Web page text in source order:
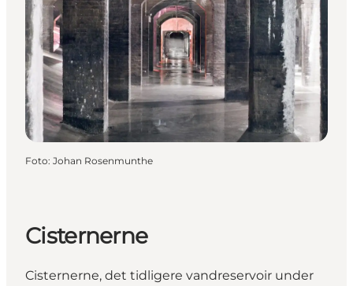
Foto: Johan Rosenmunthe
Cisternerne
Cisternerne, det tidligere vandreservoir under